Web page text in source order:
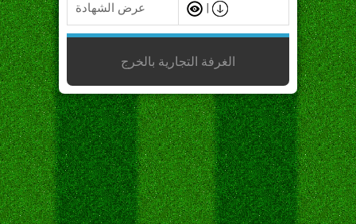
عرض الشهادة
الغرفة التجارية بالخرج